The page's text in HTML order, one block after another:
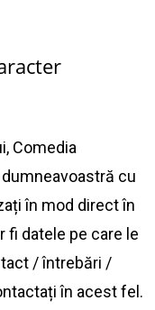
Comedia
cu
în mod direct în
fi datele pe care le
/ întrebări /
în acest fel.